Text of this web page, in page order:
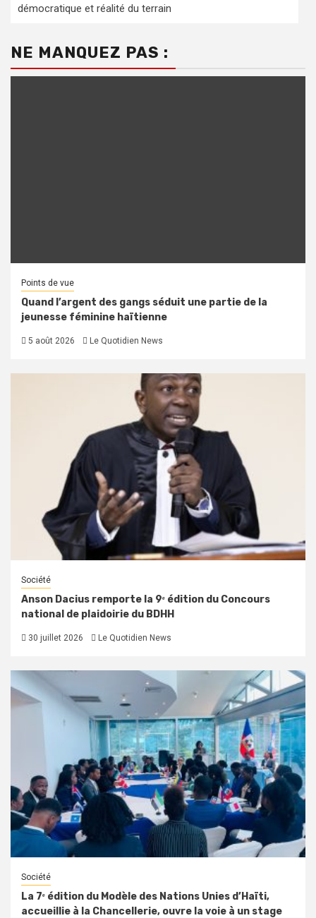
démocratique et réalité du terrain
NE MANQUEZ PAS :
Points de vue
Quand l’argent des gangs séduit une partie de la
jeunesse féminine haïtienne
5 août 2026 Le Quotidien News
Société
Anson Dacius remporte la 9ᵉ édition du Concours
national de plaidoirie du BDHH
30 juillet 2026 Le Quotidien News
Société
La 7ᵉ édition du Modèle des Nations Unies d’Haïti,
accueillie à la Chancellerie, ouvre la voie à un stage